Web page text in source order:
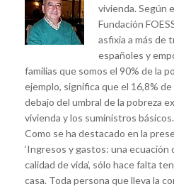
vivienda. Según
Fundación
asfixia a más de
españoles y
familias que somos el 90% de la
ejemplo, significa que el 16,8%
debajo del umbral de la pobreza
vivienda y los suministros básicos.
Como se ha destacado en la
‘Ingresos y gastos: una
calidad de vida’, sólo hace falta
casa. Toda persona que lleva la